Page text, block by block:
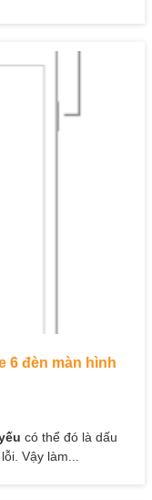
6 đèn màn hình
có thể đó là dấu
Vậy làm...